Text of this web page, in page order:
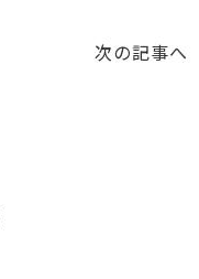
次の記事へ